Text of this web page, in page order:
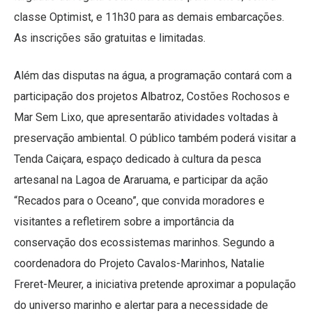
classe Optimist, e 11h30 para as demais embarcações.
As inscrições são gratuitas e limitadas.
Além das disputas na água, a programação contará com a
participação dos projetos Albatroz, Costões Rochosos e
Mar Sem Lixo, que apresentarão atividades voltadas à
preservação ambiental. O público também poderá visitar a
Tenda Caiçara, espaço dedicado à cultura da pesca
artesanal na Lagoa de Araruama, e participar da ação
“Recados para o Oceano”, que convida moradores e
visitantes a refletirem sobre a importância da
conservação dos ecossistemas marinhos. Segundo a
coordenadora do Projeto Cavalos-Marinhos, Natalie
Freret-Meurer, a iniciativa pretende aproximar a população
do universo marinho e alertar para a necessidade de